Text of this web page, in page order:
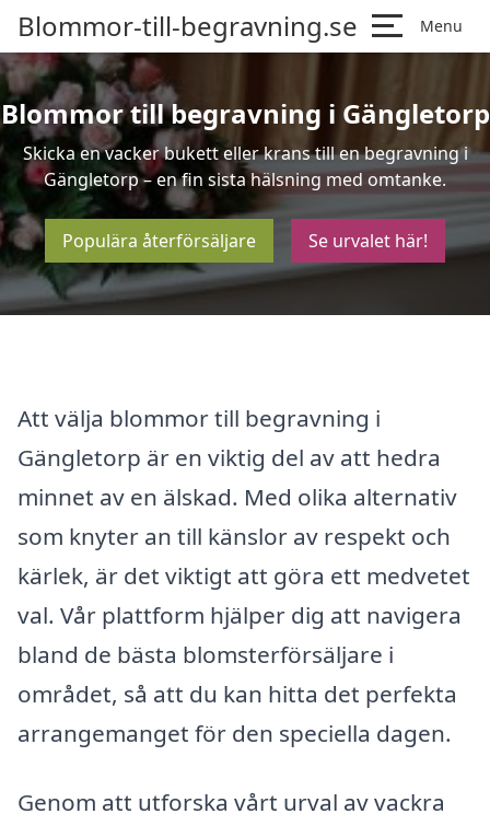
Blommor-till-begravning.se Menu
Blommor till begravning i Gängletorp
Skicka en vacker bukett eller krans till en begravning i
Gängletorp – en fin sista hälsning med omtanke.
Populära återförsäljare Se urvalet här!
Att välja blommor till begravning i
Gängletorp är en viktig del av att hedra
minnet av en älskad. Med olika alternativ
som knyter an till känslor av respekt och
kärlek, är det viktigt att göra ett medvetet
val. Vår plattform hjälper dig att navigera
bland de bästa blomsterförsäljare i
området, så att du kan hitta det perfekta
arrangemanget för den speciella dagen.
Genom att utforska vårt urval av vackra